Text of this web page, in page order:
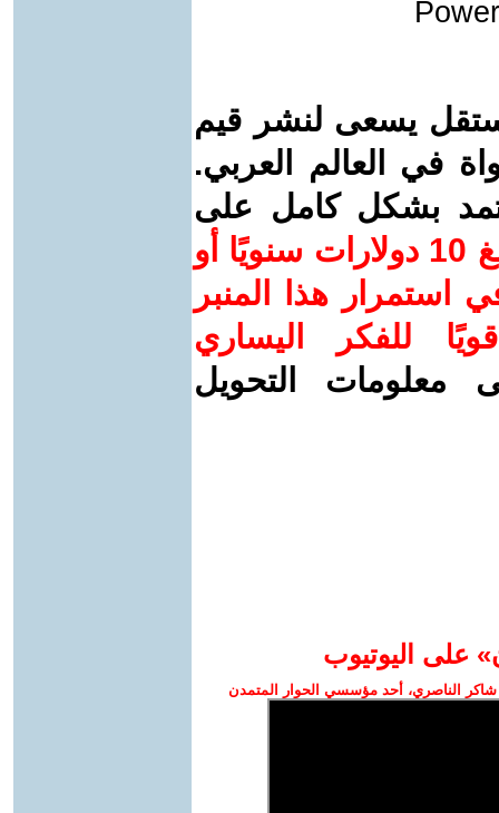
يسعى لنشر قيم
في العالم العربي.
بشكل كامل على
ساهم/ي معنا! بدعمكم بمبلغ 10 دولارات سنويًا أو
استمرار هذا المنبر
للفكر اليساري
معلومات التحويل
على اليوتيوب
الناصري، أحد مؤسسي الحوار المتمدن